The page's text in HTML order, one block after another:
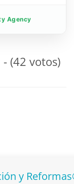
Agency
(42 votos)
y